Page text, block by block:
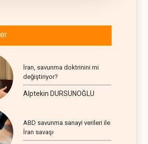
İran, savunma doktrinini mi
değiştiriyor?
Alptekin DURSUNOĞLU
ABD savunma sanayi verileri ile
İran savaşı